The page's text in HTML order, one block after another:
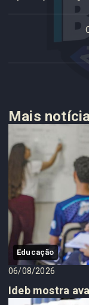
Mais
Educação
06/08/2026
Ideb mostra